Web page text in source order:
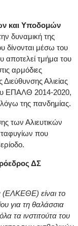
και Υποδομών
δυναμική της
δίνονται μέσω του
τμήμα του
αρμόδιες
Διεύθυνσης Αλιείας
ΕΠΑΛΘ 2014-2020,
της πανδημίας.
των Αλιευτικών
που
ΔΣ
είναι το
για τη θαλάσσια
τα ινστιτούτα του